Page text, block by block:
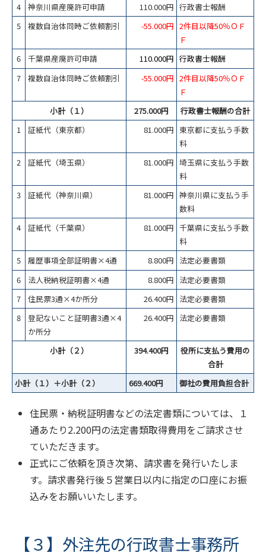
4
神奈川県産廃許可申請 110.000円 行政書士報酬
5
複数自治体同時ご依頼割引 -55.000円 2件目以降50％ＯＦ
Ｆ
6
千葉県産廃許可申請 110.000円 行政書士報酬
7
複数自治体同時ご依頼割引 -55.000円 2件目以降50％ＯＦ
Ｆ
小計（１）
275.000円
行政書士報酬の合計
1
証紙代（東京都） 81.000円 東京都に支払う手数
料
2
証紙代（埼玉県） 81.000円 埼玉県に支払う手数
料
3
証紙代（神奈川県） 81.000円 神奈川県に支払う手
数料
4
証紙代（千葉県） 81.000円 千葉県に支払う手数
料
5
履歴事項全部証明書×4通 8.800円 法定必要書類
6
法人税納税証明書×4通 8.800円 法定必要書類
7
住民票3通×4か所分 26.400円 法定必要書類
8
登記ないこと証明書3通×4
か所分
26.400円 法定必要書類
小計（２） 394.400円
役所に支払う費用の
合計
小計（１）＋小計（２）
669.400円 御社の費用負担合計
住民票・納税証明書などの法定書類については、１
通あたり2.200円の法定書類取得費用をご請求させ
ていただきます。
正式にご依頼を頂き次第、請求書を発行いたしま
す。請求書発行後５営業日以内に指定の口座にお振
込みをお願いいたします。
【３】外注先の行政書士事務所